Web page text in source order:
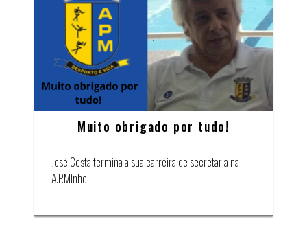
Muito obrigado por tudo!
José Costa termina a sua carreira de secretaria na
A.P.Minho.